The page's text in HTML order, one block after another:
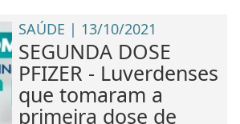
SAÚDE | 13/10/2021
SEGUNDA DOSE
PFIZER - Luverdenses
que tomaram a
primeira dose de